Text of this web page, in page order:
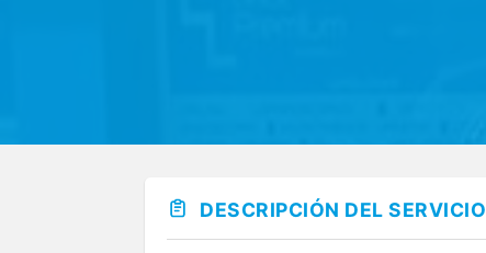
DESCRIPCIÓN DEL SERVICIO